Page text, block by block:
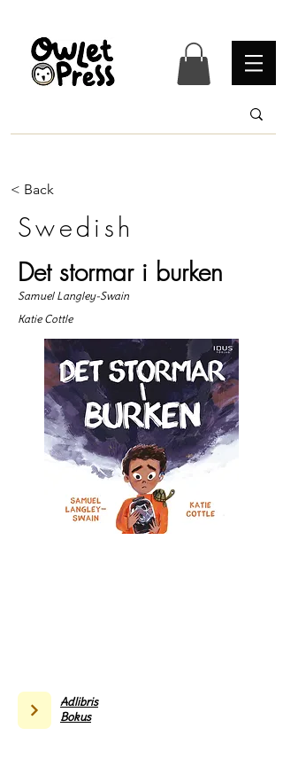
< Back
Swedish
Det stormar i burken
Samuel Langley-Swain
Katie Cottle
Adlibris
Bokus